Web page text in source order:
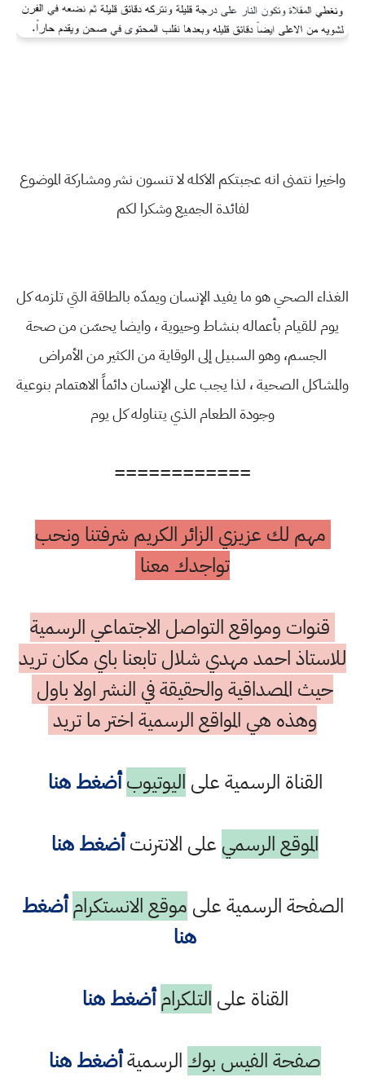
واخيرا نتمنى انه عجبتكم الاكله لا تنسون نشر ومشاركة الموضوع
لفائدة الجميع وشكرا لكم
الغذاء الصحي هو ما يفيد الإنسان ويمدّه بالطاقة التي تلزمه كل
يوم للقيام بأعماله بنشاط وحيوية ، وايضا يحسّن من صحة
الجسم، وهو السبيل إلى الوقاية من الكثير من الأمراض
والمشاكل الصحية ، لذا يجب على الإنسان دائماً الاهتمام بنوعية
وجودة الطعام الذي يتناوله كل يوم
============
مهم لك عزيزي الزائر الكريم شرفتنا ونحب
تواجدك معنا
قنوات ومواقع التواصل الاجتماعي الرسمية
للاستاذ احمد مهدي شلال تابعنا باي مكان تريد
حيث المصداقية والحقيقة في النشر اولا باول
وهذه هي المواقع الرسمية اختر ما تريد
القناة الرسمية على اليوتيوب أضغط هنا
الموقع الرسمي على الانترنتأضغط هنا
الصفحة الرسمية على موقع الانستكرام أضغط
هنا
القناة على التلكرام أضغط هنا
صفحة الفيس بوك الرسميةأضغط هنا